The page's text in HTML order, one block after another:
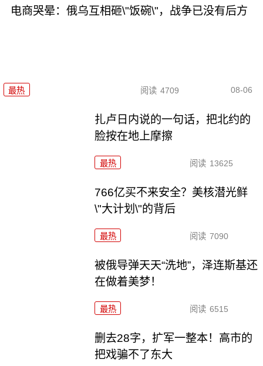
电商哭晕：俄乌互相砸\"饭碗\"，战争已没有后方
最热 阅读 4709 08-06
扎卢日内说的一句话，把北约的
脸按在地上摩擦
最热 阅读 13625
766亿买不来安全？美核潜光鲜
\"大计划\"的背后
最热 阅读 7090
被俄导弹天天“洗地”，泽连斯基还
在做着美梦！
最热 阅读 6515
删去28字，扩军一整本！高市的
把戏骗不了东大